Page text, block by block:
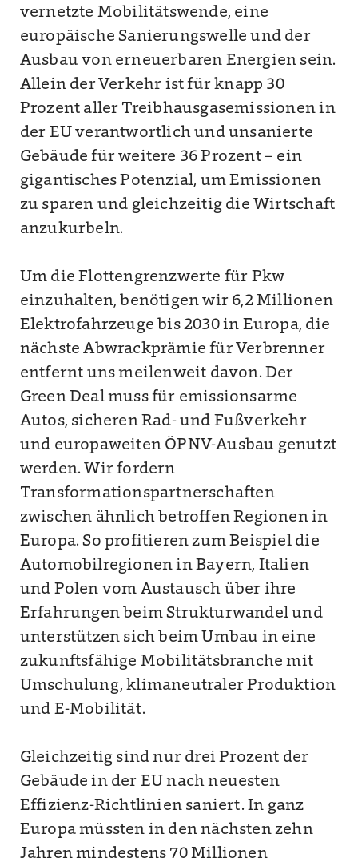
vernetzte Mobilitätswende, eine
europäische Sanierungswelle und der
Ausbau von erneuerbaren Energien sein.
Allein der Verkehr ist für knapp 30
Prozent aller Treibhausgasemissionen in
der EU verantwortlich und unsanierte
Gebäude für weitere 36 Prozent – ein
gigantisches Potenzial, um Emissionen
zu sparen und gleichzeitig die Wirtschaft
anzukurbeln.
Um die Flottengrenzwerte für Pkw
einzuhalten, benötigen wir 6,2 Millionen
Elektrofahrzeuge bis 2030 in Europa, die
nächste Abwrackprämie für Verbrenner
entfernt uns meilenweit davon. Der
Green Deal muss für emissionsarme
Autos, sicheren Rad- und Fußverkehr
und europaweiten ÖPNV-Ausbau genutzt
werden. Wir fordern
Transformationspartnerschaften
zwischen ähnlich betroffen Regionen in
Europa. So profitieren zum Beispiel die
Automobilregionen in Bayern, Italien
und Polen vom Austausch über ihre
Erfahrungen beim Strukturwandel und
unterstützen sich beim Umbau in eine
zukunftsfähige Mobilitätsbranche mit
Umschulung, klimaneutraler Produktion
und E-Mobilität.
Gleichzeitig sind nur drei Prozent der
Gebäude in der EU nach neuesten
Effizienz-Richtlinien saniert. In ganz
Europa müssten in den nächsten zehn
Jahren mindestens 70 Millionen